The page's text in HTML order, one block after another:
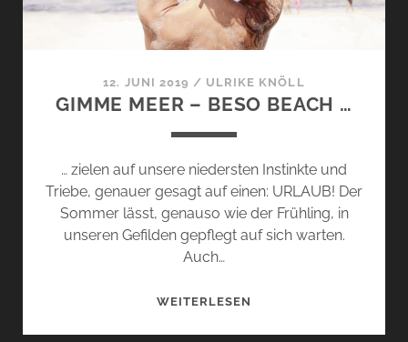
NEGRO
…
12. JUNI 2019 / ULRIKE KNÖLL
GIMME MEER – BESO BEACH …
… zielen auf unsere niedersten Instinkte und
Triebe, genauer gesagt auf einen: URLAUB! Der
Sommer lässt, genauso wie der Frühling, in
unseren Gefilden gepflegt auf sich warten.
Auch…
WEITERLESEN